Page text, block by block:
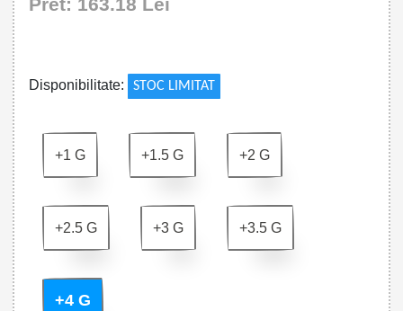
Pret: 163.18 Lei
Disponibilitate: STOC LIMITAT
+1 G +1.5 G +2 G
+2.5 G +3 G +3.5 G
+4 G